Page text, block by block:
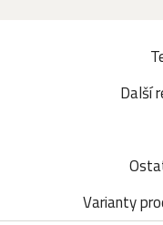
Další
Varianty